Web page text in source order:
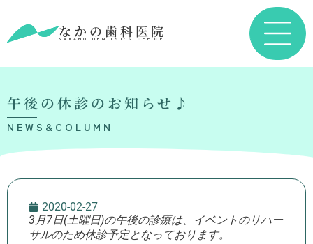
なかの歯科医院
NAKANO DENTIST’S OFFICE
午後の休診のお知らせ♪
NEWS&COLUMN
2020-02-27
3月7日(土曜日)の午後の診療は、イベントのリハー
サルのため休診予定となっております。